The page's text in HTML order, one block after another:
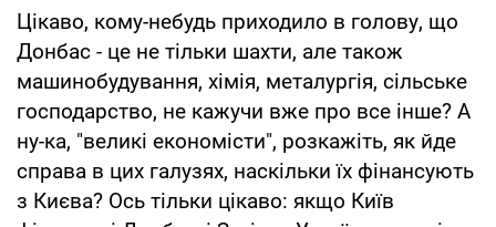
Цікаво, кому-небудь приходило в голову, що
Донбас - це не тільки шахти, але також
машинобудування, хімія, металургія, сільське
господарство, не кажучи вже про все інше? А
ну-ка, "великі економісти", розкажіть, як йде
справа в цих галузях, наскільки їх фінансують
з Києва? Ось тільки цікаво: якщо Київ